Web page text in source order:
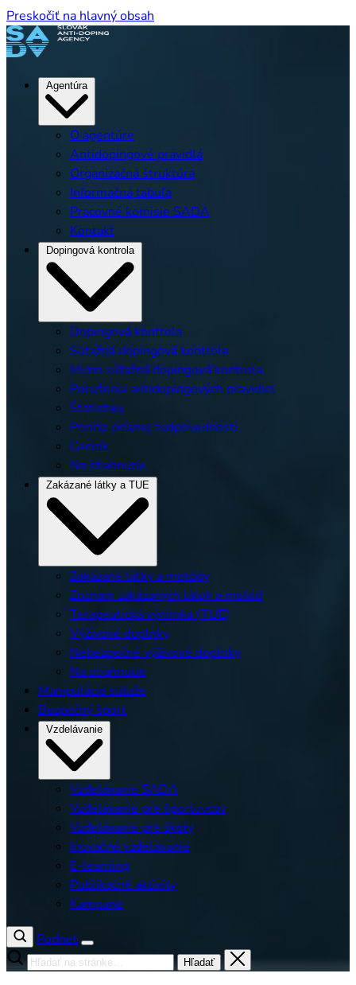
Preskočiť na hlavný obsah
Agentúra
O agentúre
Antidopingové pravidlá
Organizačná štruktúra
Informačná tabuľa
Pracovné komisie SADA
Kontakt
Dopingová kontrola
Dopingová kontrola
Súťažná dopingová kontrola
Mimo súťažná dopingová kontrola
Porušenia antidopingových pravidiel
Štatistiky
Princíp prísnej zodpovednosti
Cenník
Na stiahnutie
Zakázané látky a TUE
Zakázané látky a metódy
Zoznam zakázaných látok a metód
Terapeutická výnimka (TUE)
Výživové doplnky
Nebezpečné výživové doplnky
Na stiahnutie
Manipulácia súťaže
Bezpečný šport
Vzdelávanie
Vzdelávanie SADA
Vzdelávanie pre športovcov
Vzdelávanie pre školy
Inovačné vzdelávanie
E-learning
Publikačné aktivity
Kampane
Podnet
Hľadať